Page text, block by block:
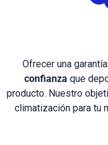
Ofrecer una
confianza que
producto. Nuestro
climatización para tu